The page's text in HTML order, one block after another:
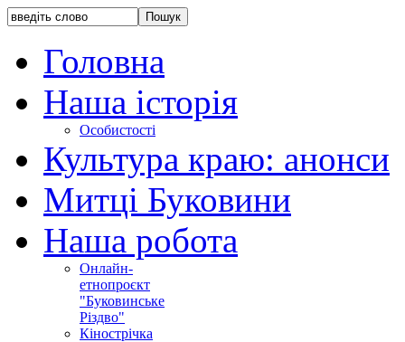
Головна
Наша історія
Особистості
Культура краю: анонси
Митці Буковини
Наша робота
Онлайн-
етнопроєкт
"Буковинське
Різдво"
Кінострічка